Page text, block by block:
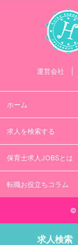
運営会社
ホーム
求人を検索する
保育士求人JOBSとは
転職お役立ちコラム
©
求人検索